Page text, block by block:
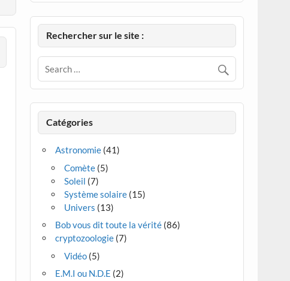
Rechercher sur le site :
Catégories
Astronomie (41)
Comète (5)
Soleil (7)
Système solaire (15)
Univers (13)
Bob vous dit toute la vérité (86)
cryptozoologie (7)
Vidéo (5)
E.M.I ou N.D.E (2)